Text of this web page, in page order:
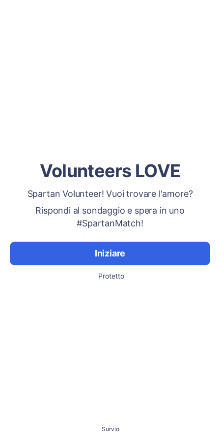
Volunteers LOVE
Spartan Volunteer! Vuoi trovare l'amore?
Rispondi al sondaggio e spera in uno
#SpartanMatch!
Iniziare
Protetto
Survio